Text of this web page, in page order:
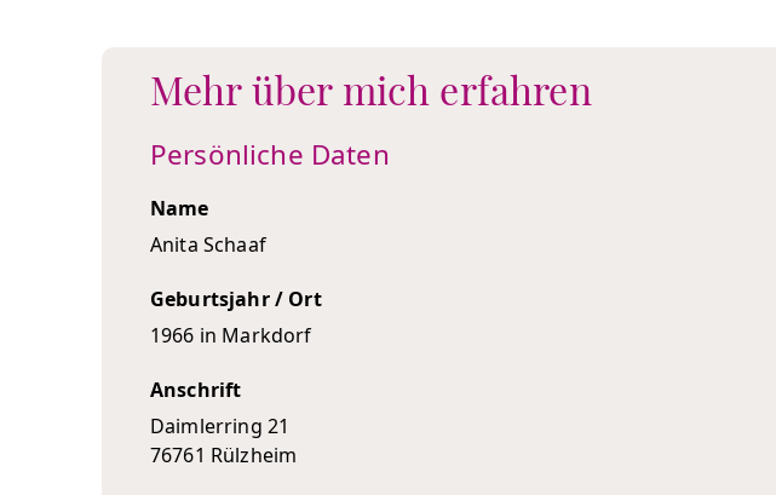
Mehr über mich erfahren
Persönliche Daten
Name
Anita Schaaf
Geburtsjahr / Ort
1966 in Markdorf
Anschrift
Daimlerring 21
76761 Rülzheim